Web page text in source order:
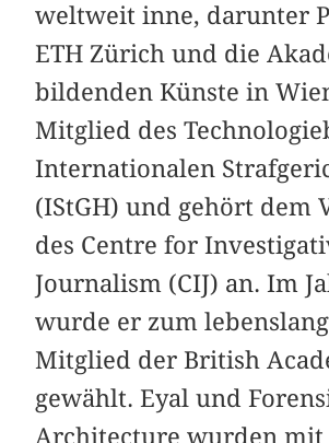
weltweit inne, darunter
ETH Zürich und die
bildenden Künste in
Mitglied des
Internationalen
(IStGH) und gehört dem
des Centre for
Journalism (CIJ) an. Im
wurde er zum
Mitglied der British
gewählt. Eyal und
Architecture wurden mit